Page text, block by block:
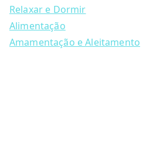
chosen
on
the
Relaxar e Dormir
Alimentação
Amamentação e Aleitamento